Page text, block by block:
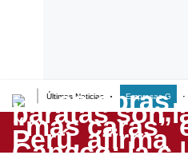
Últimas Noticias Empresas G
Lo último
Peru Quiosco